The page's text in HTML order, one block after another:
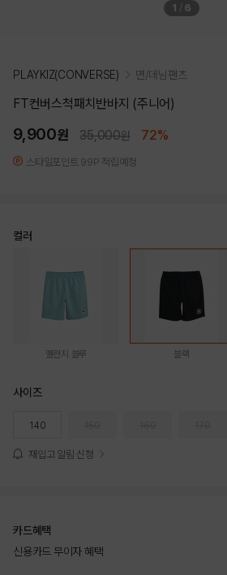
1 / 6
PLAYKIZ(CONVERSE) 면/데님팬츠
FT컨버스척패치반바지 (주니어)
9,900원 35,000원 72%
스타일포인트 99P 적립예정
컬러
멜란지 블루 블랙
사이즈
140
재입고 알림 신청
카드혜택
신용카드 무이자 혜택